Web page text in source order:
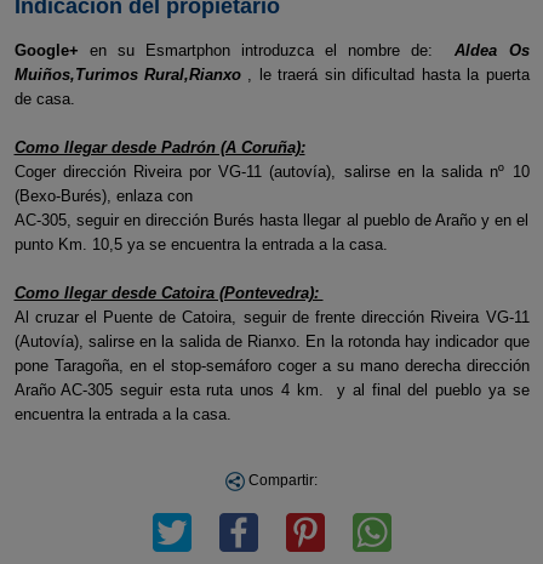
Indicación del propietario
Google+ en su Esmartphon introduzca el nombre de:
Aldea Os
Muiños,Turimos Rural,Rianxo, le traerá sin dificultad hasta la puerta
de casa.
Como llegar desde Padrón (A Coruña):
Coger dirección Riveira por VG-11 (autovía), salirse en la salida nº 10
(Bexo-Burés), enlaza con
AC-305, seguir en dirección Burés hasta llegar al pueblo de Araño y en el
punto Km. 10,5 ya se encuentra la entrada a la casa.
Como llegar desde Catoira (Pontevedra):
Al cruzar el Puente de Catoira, seguir de frente dirección Riveira VG-11
(Autovía), salirse en la salida de Rianxo. En la rotonda hay indicador que
pone Taragoña, en el stop-semáforo coger a su mano derecha dirección
Araño AC-305 seguir esta ruta unos 4 km. y al final del pueblo ya se
encuentra la entrada a la casa.
Compartir: